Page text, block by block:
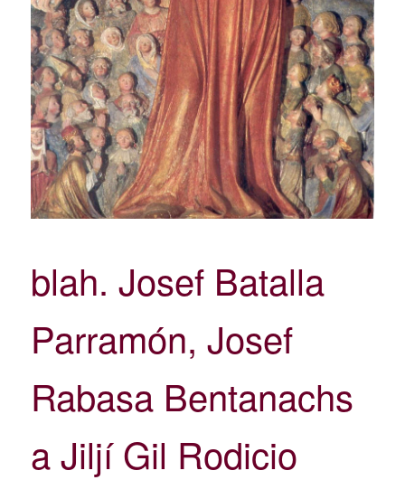
blah. Josef Batalla
Parramón, Josef
Rabasa Bentanachs
a Jiljí Gil Rodicio